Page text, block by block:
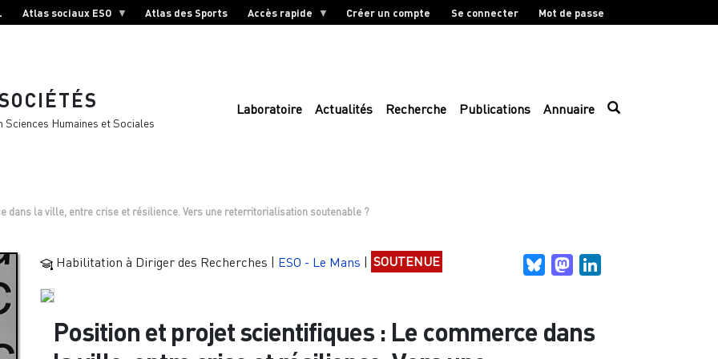
Atlas sociaux ESO Atlas des Sports Accès rapide Créer un compte Se connecter Mot de passe
Humaines et Sociales
Laboratoire Actualités Recherche Publications Annuaire
dans la ville, entre crise et résilience. Vers une reterritorialisation soutenable ?
Habilitation à Diriger des Recherches | ESO - Le Mans | SOUTENUE BlueskyMastodon
Position et projet scientifiques : Le commerce dans